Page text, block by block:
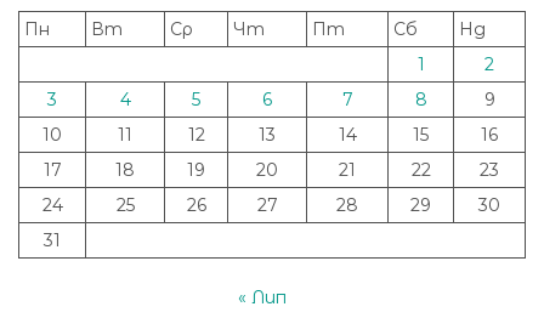
Пн
Вт Ср Чт Пт Сб
Нд
1
2
3
4 5 6 7 8
9
10
11 12 13 14 15
16
17
18 19 20 21 22
23
24
25 26 27 28 29
30
31
« Лип